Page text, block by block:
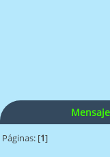
Páginas: [1]